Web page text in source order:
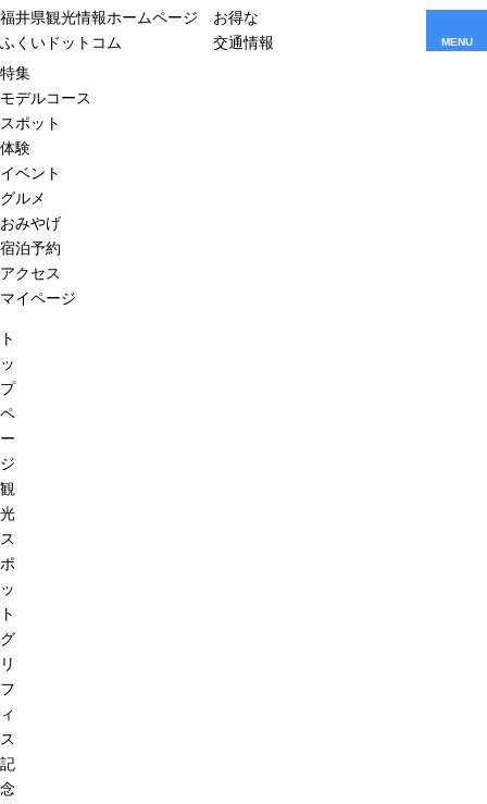
福井県観光情報ホームページ
ふくいドットコム
お得な
交通情報
MENU
特集
モデルコース
スポット
体験
イベント
グルメ
おみやげ
宿泊予約
アクセス
マイページ
ト
ッ
プ
ペ
ー
ジ
観
光
ス
ポ
ッ
ト
グ
リ
フ
ィ
ス
記
念